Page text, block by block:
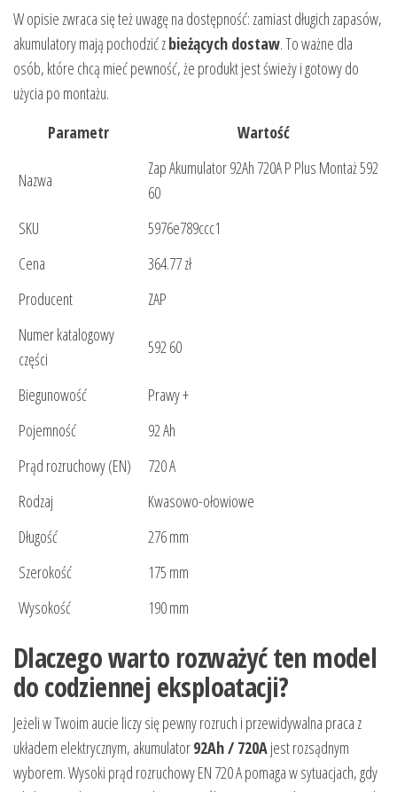
W opisie zwraca się też uwagę na dostępność: zamiast długich zapasów,
akumulatory mają pochodzić zbieżących dostaw. To ważne dla
osób, które chcą mieć pewność, że produkt jest świeży i gotowy do
użycia po montażu.
Parametr
Wartość
Nazwa
Zap Akumulator 92Ah 720A P Plus Montaż 592
60
SKU
5976e789ccc1
Cena
364.77 zł
Producent
ZAP
Numer katalogowy
części
592 60
Biegunowość
Prawy +
Pojemność
92 Ah
Prąd rozruchowy (EN)
720 A
Rodzaj
Kwasowo-ołowiowe
Długość
276 mm
Szerokość
175 mm
Wysokość
190 mm
Dlaczego warto rozważyć ten model
do codziennej eksploatacji?
Jeżeli w Twoim aucie liczy się pewny rozruch i przewidywalna praca z
układem elektrycznym, akumulator92Ah / 720Ajest rozsądnym
wyborem. Wysoki prąd rozruchowy EN 720 A pomaga w sytuacjach, gdy